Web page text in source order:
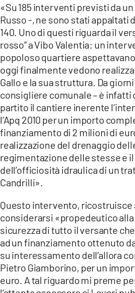
ANDROID
APPLE
«Su 185 interventi previsti da un
Russo -, ne sono stati appaltati
140. Uno di questi riguarda il
rosso” a Vibo Valentia: un
popoloso quartiere
oggi finalmente vedono
Gallo e la sua struttura. Da
consigliere comunale – è
partito il cantiere inerente
l’Apq 2010 per un importo
finanziamento di 2 milioni di
realizzazione del drenaggio
regimentazione delle stesse e
dell’officiosità idraulica di un
Candrilli».
Questo intervento, ricostruisce
considerarsi «propedeutico
sicurezza di tutto il versante
ad un finanziamento ottenuto
su interessamento dell’allora
Pietro Giamborino, per un
euro. A tal riguardo mi preme